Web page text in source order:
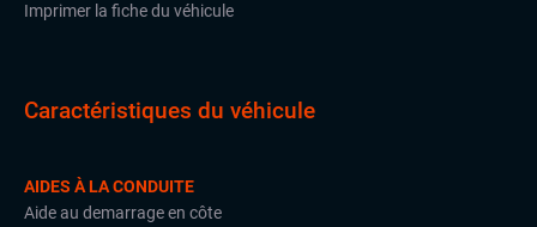
Imprimer la fiche du véhicule
Caractéristiques du véhicule
AIDES À LA CONDUITE
Aide au demarrage en côte